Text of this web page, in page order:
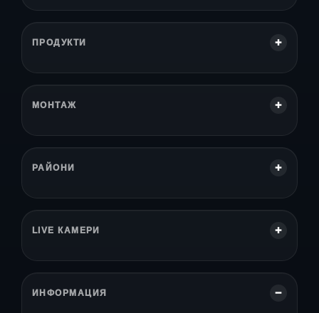
ПРОДУКТИ
МОНТАЖ
РАЙОНИ
LIVE КАМЕРИ
ИНФОРМАЦИЯ